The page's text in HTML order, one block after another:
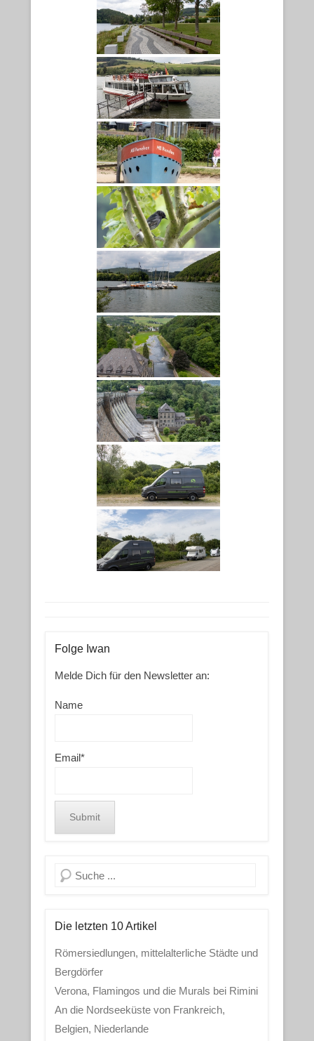
Folge Iwan
Melde Dich für den Newsletter an:
Name
Email*
Search
Die letzten 10 Artikel
Römersiedlungen, mittelalterliche Städte und
Bergdörfer
Verona, Flamingos und die Murals bei Rimini
An die Nordseeküste von Frankreich,
Belgien, Niederlande